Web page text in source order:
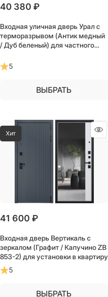
40 380 ₽
Входная уличная дверь Урал с
терморазрывом (Антик медный
/ Дуб беленый) для частного
5
ВЫБРАТЬ
Хит
41 600 ₽
Входная дверь Вертикаль с
зеркалом (Графит / Капучино ZB
853-2) для установки в квартиру
5
ВЫБРАТЬ